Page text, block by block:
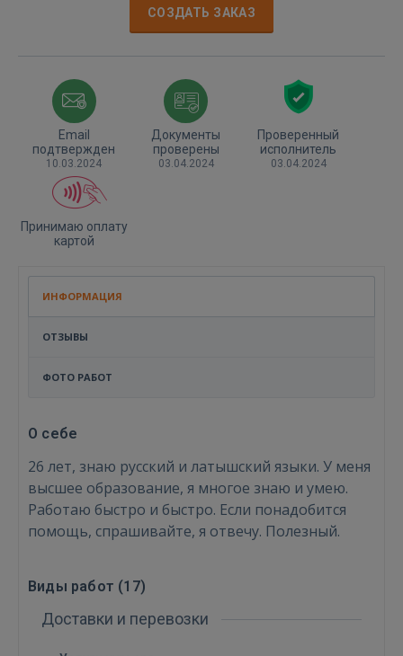
СОЗДАТЬ ЗАКАЗ
Email
подтвержден
10.03.2024
Документы
проверены
03.04.2024
Проверенный
исполнитель
03.04.2024
Принимаю оплату
картой
ИНФОРМАЦИЯ
ОТЗЫВЫ
ФОТО РАБОТ
О себе
26 лет, знаю русский и латышский языки. У меня
высшее образование, я многое знаю и умею.
Работаю быстро и быстро. Если понадобится
помощь, спрашивайте, я отвечу. Полезный.
Виды работ (17)
Доставки и перевозки